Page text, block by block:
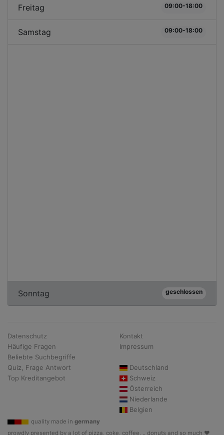
Freitag 09:00-18:00
Samstag 09:00-18:00
Sonntag geschlossen
Datenschutz
Häufige Fragen
Beliebte Suchbegriffe
Quiz, Frage Antwort
Top Kreditangebot
Kontakt
Impressum
Deutschland
Schweiz
Österreich
Niederlande
Belgien
quality made in germany
prowdly presented by a lot of pizza, coke, coffee, .. donuts and so much ♥